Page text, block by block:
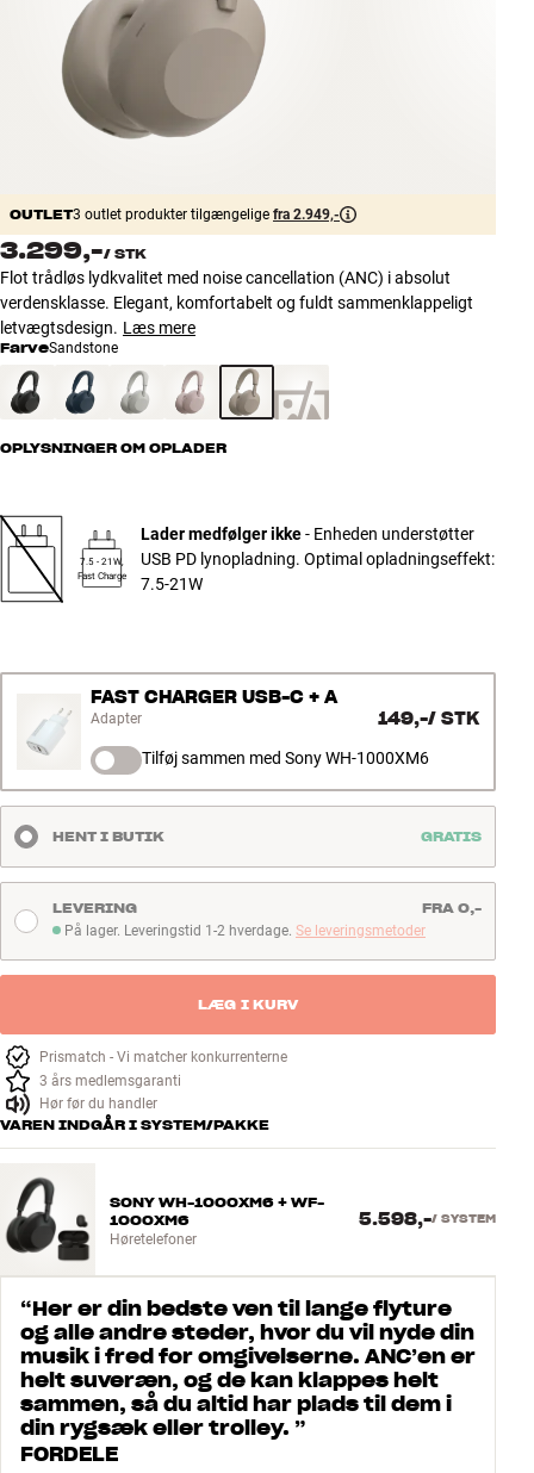
Tilbehør
INSPIRATION
MÆRKER
TILBUD
Find Butik
Kundeservice
Log ind
Kundeservice
OUTLET3 outlet produkter tilgængelige fra 2.949,-
3.299,-/ STK
Flot trådløs lydkvalitet med noise cancellation (ANC) i absolut
verdensklasse. Elegant, komfortabelt og fuldt sammenklappeligt
letvægtsdesign. Læs mere
FarveSandstone
OPLYSNINGER OM OPLADER
7.5 - 21W,
Fast Charge
Lader medfølger ikke- Enheden understøtter
USB PD lynopladning. Optimal opladningseffekt:
7.5-21W
FAST CHARGER USB-C + A
Adapter 149,-/ STK
Tilføj sammen med Sony WH-1000XM6
HENT I BUTIK GRATIS
På lager. Leveringstid 1-2 hverdage
På lager. Leveringstid 1-2 hverdage. Se leveringsmetoder
LEVERING FRA 0,-
LÆG I KURV
Prismatch - Vi matcher konkurrenterne
3 års medlemsgaranti
Hør før du handler
VAREN INDGÅR I SYSTEM/PAKKE
SONY WH-1000XM6 + WF-
1000XM6
Høretelefoner
5.598,-/ SYSTEM
“Her er din bedste ven til lange flyture
og alle andre steder, hvor du vil nyde din
musik i fred for omgivelserne. ANC’en er
helt suveræn, og de kan klappes helt
sammen, så du altid har plads til dem i
din rygsæk eller trolley. ”
FORDELE